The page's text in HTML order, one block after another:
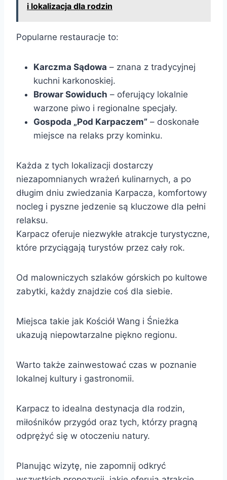
i lokalizacja dla rodzin
Popularne restauracje to:
Karczma Sądowa – znana z tradycyjnej
kuchni karkonoskiej.
Browar Sowiduch – oferujący lokalnie
warzone piwo i regionalne specjały.
Gospoda „Pod Karpaczem” – doskonałe
miejsce na relaks przy kominku.
Każda z tych lokalizacji dostarczy
niezapomnianych wrażeń kulinarnych, a po
długim dniu zwiedzania Karpacza, komfortowy
nocleg i pyszne jedzenie są kluczowe dla pełni
relaksu.
Karpacz oferuje niezwykłe atrakcje turystyczne,
które przyciągają turystów przez cały rok.
Od malowniczych szlaków górskich po kultowe
zabytki, każdy znajdzie coś dla siebie.
Miejsca takie jak Kościół Wang i Śnieżka
ukazują niepowtarzalne piękno regionu.
Warto także zainwestować czas w poznanie
lokalnej kultury i gastronomii.
Karpacz to idealna destynacja dla rodzin,
miłośników przygód oraz tych, którzy pragną
odprężyć się w otoczeniu natury.
Planując wizytę, nie zapomnij odkryć